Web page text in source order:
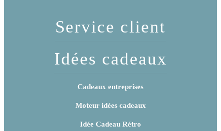
Service client
Idées cadeaux
Cadeaux entreprises
Moteur idées cadeaux
Idée Cadeau Rétro